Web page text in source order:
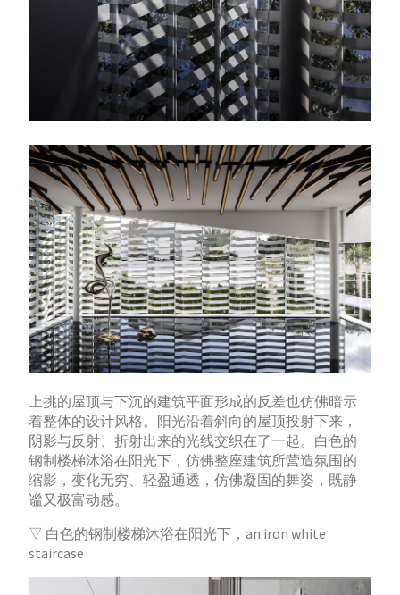
上挑的屋顶与下沉的建筑平面形成的反差也仿佛暗示
着整体的设计风格。阳光沿着斜向的屋顶投射下来，
阴影与反射、折射出来的光线交织在了一起。白色的
钢制楼梯沐浴在阳光下，仿佛整座建筑所营造氛围的
缩影，变化无穷、轻盈通透，仿佛凝固的舞姿，既静
谧又极富动感。
▽ 白色的钢制楼梯沐浴在阳光下，an iron white
staircase